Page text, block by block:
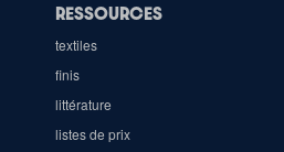
RESSOURCES
textiles
finis
littérature
listes de prix